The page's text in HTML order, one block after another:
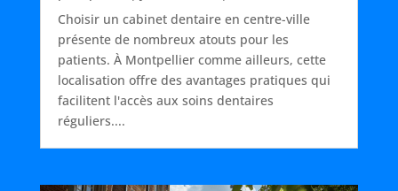
Choisir un cabinet dentaire en centre-ville
présente de nombreux atouts pour les
patients. À Montpellier comme ailleurs, cette
localisation offre des avantages pratiques qui
facilitent l'accès aux soins dentaires
réguliers....